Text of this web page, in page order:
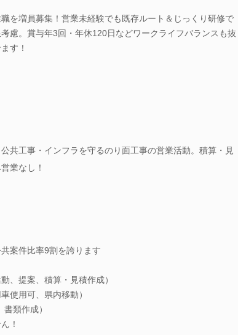
を増員募集！営業未経験でも既存ルート＆じっくり研修で
慮。賞与年3回・年休120日などワークライフバランスも抜
す！
共工事・インフラを守るのり面工事の営業活動。積算・見
業なし！
案件比率9割を誇ります
、提案、積算・見積作成）
使用可、県内移動）
類作成）
！